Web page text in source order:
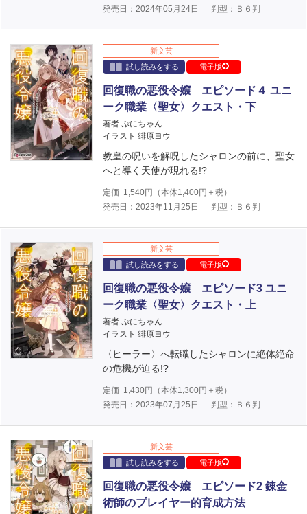
発売日：2024年05月24日
判型：Ｂ６判
新文芸
試し読みをする
電子版
回復職の悪役令嬢 エピソード４ ユニ
ーク職業〈聖女〉クエスト・下
著者 ぷにちゃん
イラスト 緋原ヨウ
教皇の呪いを解呪したシャロンの前に、聖女
へと導く天使が現れる!?
定価 1,540円（本体1,400円＋税）
発売日：2023年11月25日
判型：Ｂ６判
新文芸
試し読みをする
電子版
回復職の悪役令嬢 エピソード3 ユニ
ーク職業〈聖女〉クエスト・上
著者 ぷにちゃん
イラスト 緋原ヨウ
〈ヒーラー〉へ転職したシャロンに絶体絶命
の危機が迫る!?
定価 1,430円（本体1,300円＋税）
発売日：2023年07月25日
判型：Ｂ６判
新文芸
試し読みをする
電子版
回復職の悪役令嬢 エピソード2 錬金
術師のプレイヤー的育成方法